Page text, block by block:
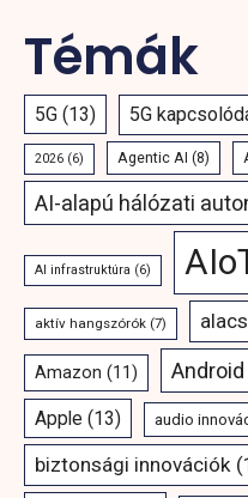
Témák
5G (13) 5G
2026 (6) Agentic AI (8)
AI-alapú hálózati
AI infrastruktúra (6)
aktív hangszórók (7)
Amazon (11)
Apple (13) audio
biztonsági innovációk